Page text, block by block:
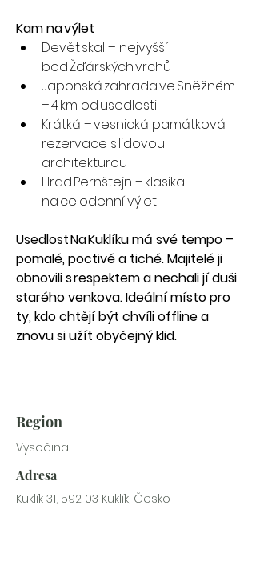
Kam na výlet
Devět skal – nejvyšší
bod Žďárských vrchů
Japonská zahrada ve Sněžném
– 4 km od usedlosti
Krátká – vesnická památková
rezervace s lidovou
architekturou
Hrad Pernštejn – klasika
na celodenní výlet
Usedlost Na Kuklíku má své tempo –
pomalé, poctivé a tiché. Majitelé ji
obnovili s respektem a nechali jí duši
starého venkova. Ideální místo pro
ty, kdo chtějí být chvíli offline a
znovu si užít obyčejný klid.
Region
Vysočina
Adresa
Kuklík 31, 592 03 Kuklík, Česko